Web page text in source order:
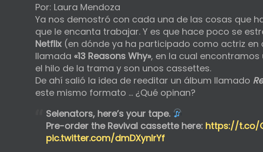
Por: Laura Mendoza
Ya nos demostró con cada una de las cosas que
que le encanta trabajar. Y es que hace poco se
Netflix (en dónde ya ha participado como actriz en
llamada «13 Reasons Why», en la cual
el hilo de la trama y son unos cassettes.
De ahí salió la idea de reeditar un álbum llamado
este mismo formato … ¿Qué opinan?
Selenators, here’s your tape.
Pre-order the Revival cassette here: https://t.co/
pic.twitter.com/dmDXynlrYf